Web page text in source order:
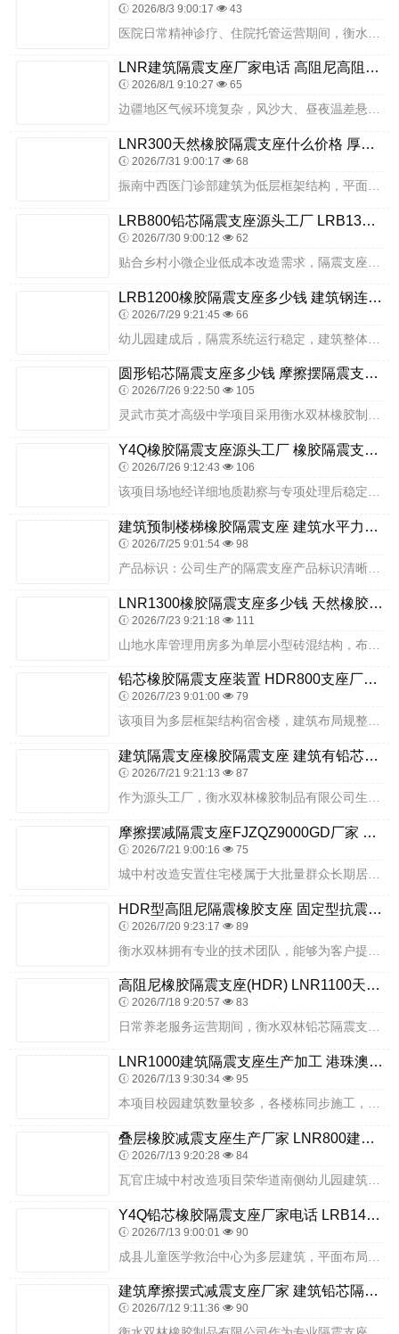
2026/8/3 9:00:17 43
LNR建筑隔震支座厂家电话 高阻尼高阻尼橡胶隔震支座 房建隔震支座生产厂家
2026/8/1 9:10:27 65
边疆地区气候环境复杂，风沙大、昼夜温差悬殊，医院建筑全年不间断运营，内部环境存在水汽、消毒用品、药剂等特殊介质，建筑使用年限久、荷载长期持续，对隔震支座的耐久性...
LNR300天然橡胶隔震支座什么价格 厚肉橡胶隔震支座源头工厂 隔震建筑的橡胶隔震支座生产厂家
2026/7/31 9:00:17 68
LRB800铅芯隔震支座源头工厂 LRB1300铅芯支座多少钱 建筑工程用隔震支座源头工厂
2026/7/30 9:00:12 62
LRB1200橡胶隔震支座多少钱 建筑钢连廊抗震支座生产厂家 建筑小型隔震支座
2026/7/29 9:21:45 66
圆形铅芯隔震支座多少钱 摩擦摆隔震支座FPSII-8000-350-3.81 HDR700隔震支座
2026/7/26 9:22:50 105
灵武市英才高级中学项目采用衡水双林橡胶制品有限公司隔震支座，是现代化高中校园抗震安全建设的重要实践。隔震支座构建的隔震层，能在地震发生时有效削弱地震能量，保护建...
Y4Q橡胶隔震支座源头工厂 橡胶隔震支座生产生产厂家 建筑抗震高阻尼支座生产厂家
2026/7/26 9:12:43 106
建筑预制楼梯橡胶隔震支座 建筑水平力分散力型LNR橡胶隔震支座 水平力分散型LNR橡胶支座生产厂家
2026/7/25 9:01:54 98
LNR1300橡胶隔震支座多少钱 天然橡胶支座 建筑高性能隔震支座
2026/7/23 9:21:18 111
铅芯橡胶隔震支座装置 HDR800支座厂家 LNR1200天然隔震支座源头工厂
2026/7/23 9:01:00 79
该项目为多层框架结构宿舍楼，建筑布局规整、户型简洁，涵盖多间学生宿舍、公共洗漱区、卫生间、管理室及附属配套设施，竖向荷载分布均匀，场地经详细地质勘察与专项处理后...
建筑隔震支座橡胶隔震支座 建筑有铅芯隔震支座 LNR700天然隔震支座生产厂家
2026/7/21 9:21:13 87
摩擦摆减隔震支座FJZQZ9000GD厂家 HDR橡胶支座多少钱 建筑圆形铅芯橡胶隔震支座生产厂家
2026/7/21 9:00:16 75
HDR型高阻尼隔震橡胶支座 固定型抗震支座工厂生产厂家 建筑隔震支座生产源头工厂
2026/7/20 9:23:17 89
高阻尼橡胶隔震支座(HDR) LNR1100天然隔震支座多少钱 橡胶组合隔震支座生产厂家
2026/7/18 9:20:57 83
日常养老服务运营期间，衡水双林铅芯隔震支座可以过滤乡镇道路车辆、周边施工产生的持续性微小震动，客房床铺、康复理疗仪器、公共活动桌椅摆放稳定，理疗精密设备不易受震...
LNR1000建筑隔震支座生产加工 港珠澳减隔震支座生产厂家 橡胶支座LNRD420
2026/7/13 9:30:34 95
叠层橡胶减震支座生产厂家 LNR800建筑隔震支座生产加工 隔震支座LRB型厂家
2026/7/13 9:20:28 84
Y4Q铅芯橡胶隔震支座厂家电话 LRB1400铅芯隔震支座厂家电话 隔震支座隔震支座源头工厂
2026/7/13 9:00:01 90
建筑摩擦摆式减震支座厂家 建筑铅芯隔震支座厂商源头工厂 HDR1100高阻尼隔震支座厂家电话
2026/7/12 9:11:36 90